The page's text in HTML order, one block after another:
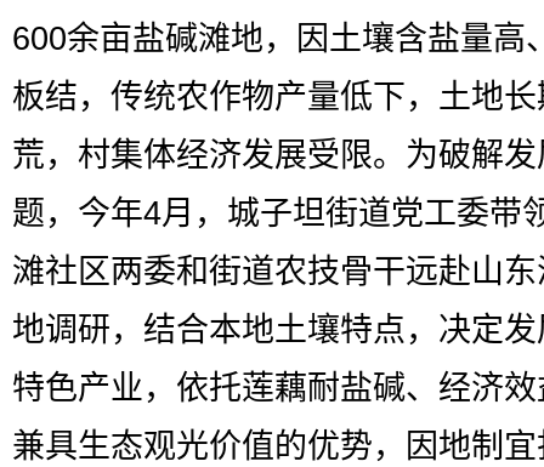
600余亩盐碱滩地，因土壤含盐量高
板结，传统农作物产量低下，土地
荒，村集体经济发展受限。为破解
题，今年4月，城子坦街道党工委带
滩社区两委和街道农技骨干远赴山
地调研，结合本地土壤特点，决定
特色产业，依托莲藕耐盐碱、经济
兼具生态观光价值的优势，因地制